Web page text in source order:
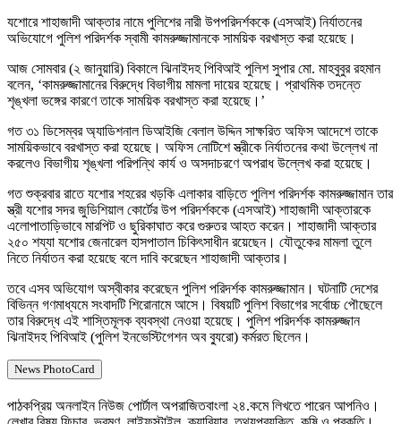
যশোরে শাহাজাদী আক্তার নামে পুলিশের নারী উপপরিদর্শককে (এসআই) নির্যাতনের
অভিযোগে পুলিশ পরিদর্শক স্বামী কামরুজ্জামানকে সাময়িক বরখাস্ত করা হয়েছে।
আজ সোমবার (২ জানুয়ারি) বিকালে ঝিনাইদহ পিবিআই পুলিশ সুপার মো. মাহবুবুর রহমান
বলেন, ‘কামরুজ্জামানের বিরুদ্ধে বিভাগীয় মামলা দায়ের হয়েছে। প্রাথমিক তদন্তে
শৃঙ্খলা ভঙ্গের কারণে তাকে সাময়িক বরখাস্ত করা হয়েছে।’
গত ৩১ ডিসেম্বর অ্যাডিশনাল ডিআইজি বেলাল উদ্দিন সাক্ষরিত অফিস আদেশে তাকে
সাময়িকভাবে বরখাস্ত করা হয়েছে। অফিস নোটিশে স্ত্রীকে নির্যাতনের কথা উল্লেখ না
করলেও বিভাগীয় শৃঙ্খলা পরিপন্থি কার্য ও অসদাচরণে অপরাধ উল্লেখ করা হয়েছে।
গত শুক্রবার রাতে যশোর শহরের খড়কি এলাকার বাড়িতে পুলিশ পরিদর্শক কামরুজ্জামান তার
স্ত্রী যশোর সদর জুডিশিয়াল কোর্টের উপ পরিদর্শককে (এসআই) শাহাজাদী আক্তারকে
এলোপাতাড়িভাবে মারপিট ও ছুরিকাঘাত করে গুরুতর আহত করেন। শাহাজাদী আক্তার
২৫০ শয্যা যশোর জেনারেল হাসপাতাল চিকিৎসাধীন রয়েছেন। যৌতুকের মামলা তুলে
নিতে নির্যাতন করা হয়েছে বলে দাবি করেছেন শাহাজাদী আক্তার।
তবে এসব অভিযোগ অস্বীকার করেছেন পুলিশ পরিদর্শক কামরুজ্জামান। ঘটনাটি দেশের
বিভিন্ন গণমাধ্যমে সংবাদটি শিরোনামে আসে। বিষয়টি পুলিশ বিভাগের সর্বোচ্চ পৌছেলে
তার বিরুদ্ধে এই শাস্তিমূলক ব্যবস্থা নেওয়া হয়েছে। পুলিশ পরিদর্শক কামরুজ্জান
ঝিনাইদহ পিবিআই (পুলিশ ইনভেস্টিগেশন অব ব্যুরো) কর্মরত ছিলেন।
News PhotoCard
পাঠকপ্রিয় অনলাইন নিউজ পোর্টাল অপরাজিতবাংলা ২৪.কমে লিখতে পারেন আপনিও।